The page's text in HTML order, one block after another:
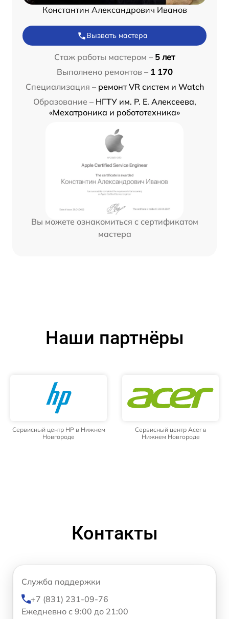
Константин Александрович Иванов
Вызвать мастера
Стаж работы мастером – 5 лет
Выполнено ремонтов – 1 170
Специализация – ремонт VR систем и Watch
Образование – НГТУ им. Р. Е. Алексеева,
«Мехатроника и робототехника»
Вы можете ознакомиться с сертификатом
мастера
Наши партнёры
Сервисный центр HP в Нижнем
Новгороде
Сервисный центр Acer в
Нижнем Новгороде
Контакты
Служба поддержки
+7 (831) 231-09-76
Ежедневно с 9:00 до 21:00